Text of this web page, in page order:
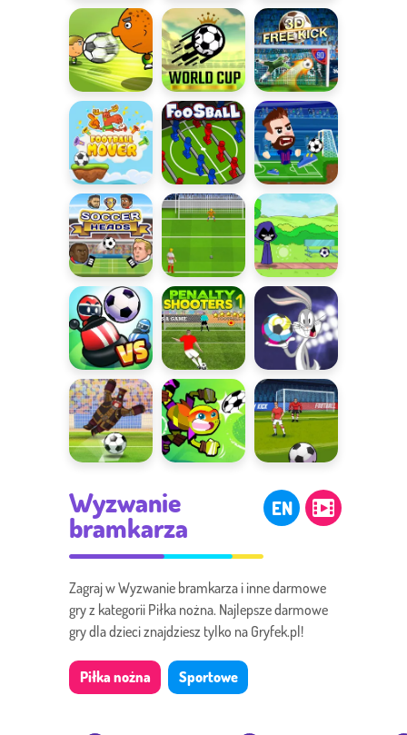
Liga
mistrzów
głowami
Piłka nożna
palcami
Turniej
rzutów
karnych
1 On 1 Soccer World Cup 3D Free Kick
Football
Mover
Piłkarzyki
Football
Masters
Soccer Heads
Rzuty karne
na Euro
Gra w piłkę z
Tytanami
Bumper Cars
Soccer
Penalty
Shooters
Król
Strzelców
Gol
nożna 2
Wyzwanie
bramkarza
EN
Zagraj w Wyzwanie bramkarza i inne darmowe
gry z kategorii Piłka nożna. Najlepsze darmowe
gry dla dzieci znajdziesz tylko na Gryfek.pl!
Piłka nożna Sportowe